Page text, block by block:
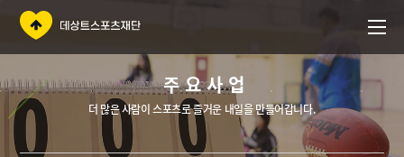
주요사업
더 많은 사람이 스포츠로 즐거운 내일을 만들어갑니다.